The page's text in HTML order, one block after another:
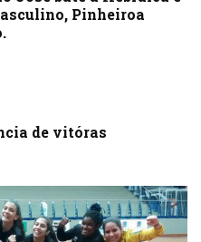
Pinheiroa
de vitóras